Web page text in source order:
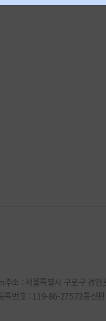
주소 : 서울특별시 구로구 경
록번호 : 119-86-27573통신